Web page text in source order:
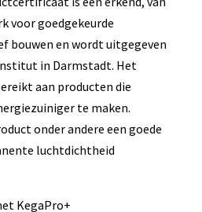
voor goedgekeurde
bouwen en wordt uitgegeven
in Darmstadt. Het
aan producten die
te maken.
onder andere een goede
luchtdichtheid
KegaPro+